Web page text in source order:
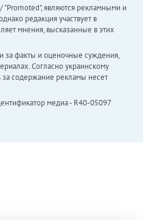
являются рекламными и
редакция участвует в
мнения, высказанные в этих
за факты и оценочные суждения,
Согласно украинскому
за содержание рекламы несет
медиа - R40-05097